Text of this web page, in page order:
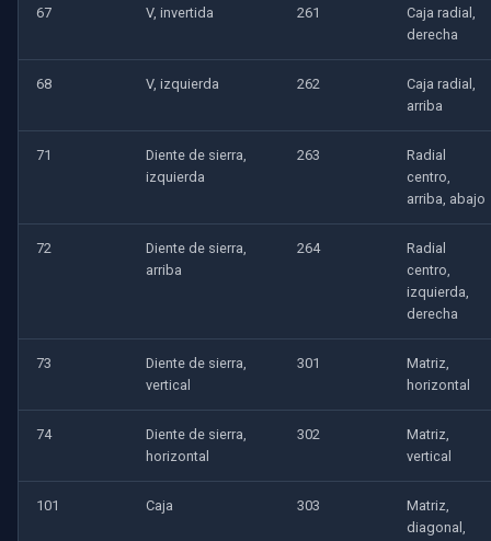
67 V, invertida 261
Caja radial,
derecha
68 V, izquierda 262
Caja radial,
arriba
71
Diente de sierra,
izquierda
263
Radial
centro,
arriba, abajo
72
Diente de sierra,
arriba
264
Radial
centro,
izquierda,
derecha
73
Diente de sierra,
vertical
301
Matriz,
horizontal
74
Diente de sierra,
horizontal
302
Matriz,
vertical
101 Caja 303
Matriz,
diagonal,